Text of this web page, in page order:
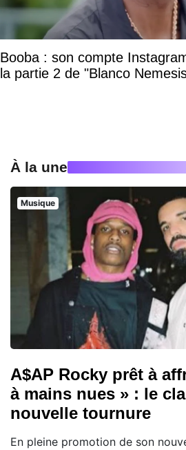
Booba : son compte
la partie 2 de "Blanco
À la une
Musique
A$AP Rocky prêt à
à mains nues » : le
nouvelle tournure
En pleine promotion de son